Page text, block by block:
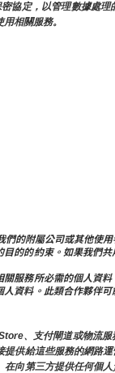
協定，以管理數據處
相關服務。
的附屬公司或其他使
的的約束。如果我們
服務所必需的個人資
資料。此類合作夥伴
、支付閘道或物流
供給這些服務的網路運
向第三方提供任何個